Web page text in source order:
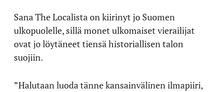
Sana The Localista on kiirinyt jo Suomen
ulkopuolelle, sillä monet ulkomaiset vierailijat
ovat jo löytäneet tiensä historiallisen talon
suojiin.
”Halutaan luoda tänne kansainvälinen ilmapiiri,